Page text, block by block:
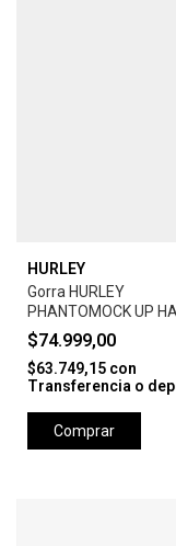
HURLEY
Gorra HURLEY
PHANTOMOCK UP
GREY
$74.999,00
$63.749,15 con
Transferencia o
Comprar